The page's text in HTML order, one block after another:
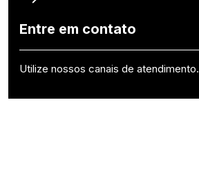
Entre em contato
Utilize nossos canais de atendimento.